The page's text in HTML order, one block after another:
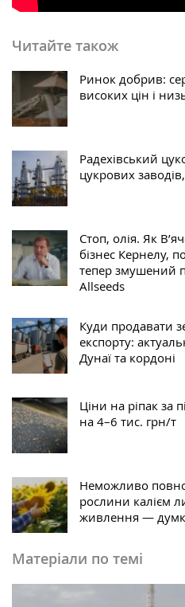
Читайте також
Ринок добрив:
високих цін і
Радехівський
цукрових
Стоп, олія. Як
бізнес Кернелу,
тепер змушений
Allseeds
Куди продавати
експорту:
Дунаї та кордоні
Ціни на ріпак за
на 4–6 тис. грн/т
Неможливо
рослини калієм
живлення —
Матеріали по темі